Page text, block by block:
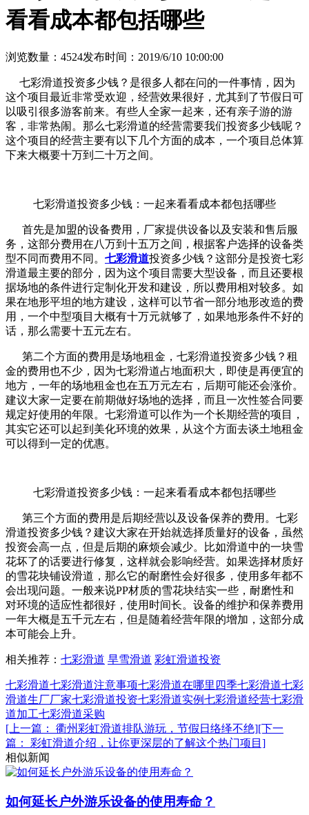
看看成本都包括哪些
浏览数量：4524发布时间：2019/6/10 10:00:00
七彩滑道投资多少钱？是很多人都在问的一件事情，因为
这个项目最近非常受欢迎，经营效果很好，尤其到了节假日可
以吸引很多游客前来。有些人全家一起来，还有亲子游的游
客，非常热闹。那么七彩滑道的经营需要我们投资多少钱呢？
这个项目的经营主要有以下几个方面的成本，一个项目总体算
下来大概要十万到二十万之间。
七彩滑道投资多少钱：一起来看看成本都包括哪些
首先是加盟的设备费用，厂家提供设备以及安装和售后服
务，这部分费用在八万到十五万之间，根据客户选择的设备类
型不同而费用不同。 七彩滑道投资多少钱？这部分是投资七彩
滑道最主要的部分，因为这个项目需要大型设备，而且还要根
据场地的条件进行定制化开发和建设，所以费用相对较多。如
果在地形平坦的地方建设，这样可以节省一部分地形改造的费
用，一个中型项目大概有十万元就够了，如果地形条件不好的
话，那么需要十五元左右。
第二个方面的费用是场地租金，七彩滑道投资多少钱？租
金的费用也不少，因为七彩滑道占地面积大，即使是再便宜的
地方，一年的场地租金也在五万元左右，后期可能还会涨价。
建议大家一定要在前期做好场地的选择，而且一次性签合同要
规定好使用的年限。七彩滑道可以作为一个长期经营的项目，
其实它还可以起到美化环境的效果，从这个方面去谈土地租金
可以得到一定的优惠。
七彩滑道投资多少钱：一起来看看成本都包括哪些
第三个方面的费用是后期经营以及设备保养的费用。七彩
滑道投资多少钱？建议大家在开始就选择质量好的设备，虽然
投资会高一点，但是后期的麻烦会减少。比如滑道中的一块雪
花坏了的话要进行修复，这样就会影响经营。如果选择材质好
的雪花块铺设滑道，那么它的耐磨性会好很多，使用多年都不
会出现问题。一般来说PP材质的雪花块结实一些，耐磨性和
对环境的适应性都很好，使用时间长。设备的维护和保养费用
一年大概是五千元左右，但是随着经营年限的增加，这部分成
本可能会上升。
相关推荐： 七彩滑道 旱雪滑道 彩虹滑道投资
七彩滑道七彩滑道注意事项七彩滑道在哪里 四季七彩滑道七彩
滑道生厂厂家七彩滑道投资七彩滑道实例七彩滑道经营七彩滑
道加工七彩滑道采购
[上一篇： 衢州彩虹滑道排队游玩，节假日络绎不绝][下一
篇： 彩虹滑道介绍，让你更深层的了解这个热门项目]
相似新闻
如何延长户外游乐设备的使用寿命？